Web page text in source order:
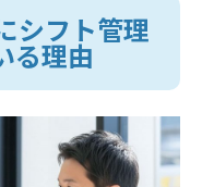
シフト管理
る理由